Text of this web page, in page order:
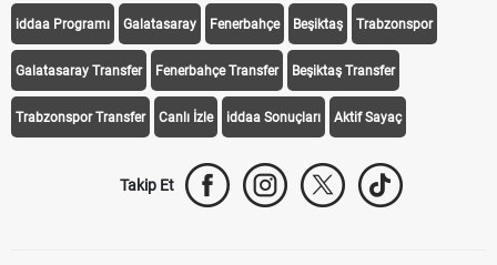
iddaa Programı Galatasaray Fenerbahçe Beşiktaş Trabzonspor
Galatasaray Transfer Fenerbahçe Transfer Beşiktaş Transfer
Trabzonspor Transfer Canlı İzle iddaa Sonuçları Aktif Sayaç
Takip Et